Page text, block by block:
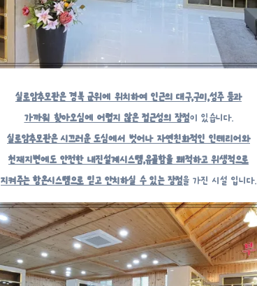
실로암추모관은 경북 군위에 위치하여 인근의 대구,구미,성주 등과
가까워 찾아오심에 어렵지 않은 접근성의 장점이 있습니다.
실로암추모관은 시끄러운 도심에서 벗어나 자연친화적인 인테리어와
천재지변에도 안전한 내진설계시스템,유골함을 쾌적하고 위생적으로
지켜주는 항온시스템으로 믿고 안치하실 수 있는 장점을 가진 시설 입니다.